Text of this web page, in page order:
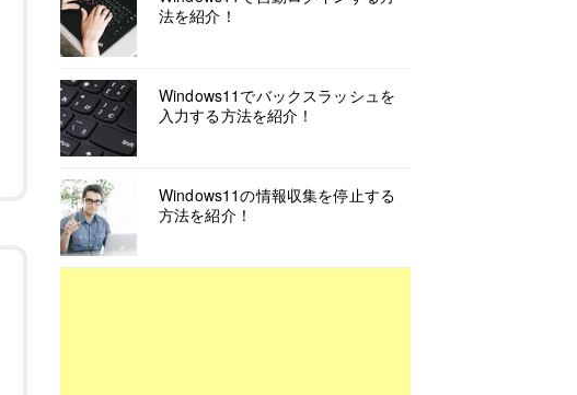
法を紹介！
Windows11でバックスラッシュを
入力する方法を紹介！
Windows11の情報収集を停止する
方法を紹介！